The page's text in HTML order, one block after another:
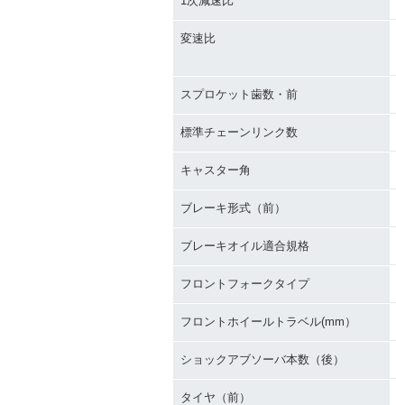
変速比
スプロケット歯数・前
標準チェーンリンク数
キャスター角
ブレーキ形式（前）
ブレーキオイル適合規格
フロントフォークタイプ
フロントホイールトラベル(mm）
ショックアブソーバ本数（後）
タイヤ（前）